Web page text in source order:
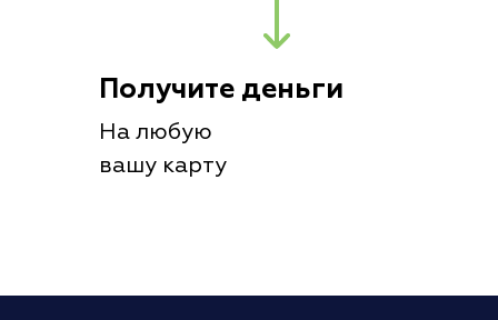
Получите деньги
На любую
вашу карту